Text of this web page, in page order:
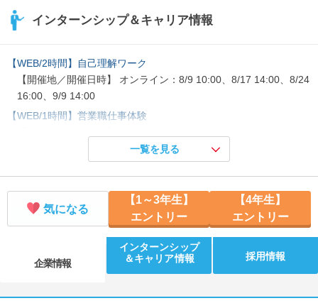
インターンシップ＆キャリア情報
【WEB/2時間】自己理解ワーク
【開催地／開催日時】 オンライン：8/9 10:00、8/17 14:00、8/24
16:00、9/9 14:00
【WEB/1時間】営業職仕事体験
00
【WEB/45分】会社説明LIte：タイパ重視派へ！サクッと会社理解
【開催地／開催日時】 オンライン：8/18 11:00、8/19 13:00、8/2
【京都/2.5時間】工場見学＆全職種体験ミニワーク
一覧を見る
気になる
【1～3年生】
エントリー
【4年生】
エントリー
企業情報
インターンシップ
＆キャリア情報
採用情報